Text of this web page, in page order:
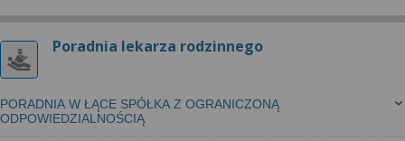
Poradnia lekarza rodzinnego
PORADNIA W ŁĄCE SPÓŁKA Z OGRANICZONĄ
ODPOWIEDZIALNOŚCIĄ